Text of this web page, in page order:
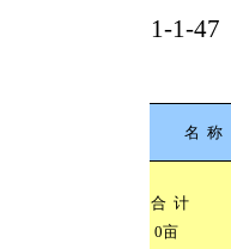
1-1-47
名 称
合 计
0亩